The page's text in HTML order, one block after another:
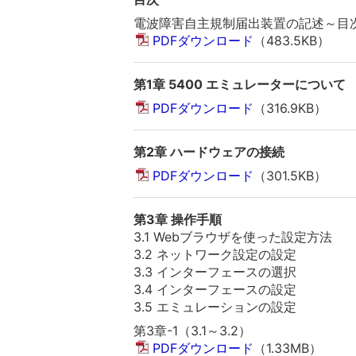
電波障害自主規制届出装置の記述～目
PDFダウンロード （483.5KB）
第1章 5400 エミュレーターについて
PDFダウンロード （316.9KB）
第2章 ハードウェアの接続
PDFダウンロード （301.5KB）
第3章 操作手順
3.1 Webブラウザを使った設定方法
3.2 ネットワーク設定の設定
3.3 インターフェースの選択
3.4 インターフェースの設定
3.5 エミュレーションの設定
第3章-1（3.1～3.2）
PDFダウンロード （1.33MB）